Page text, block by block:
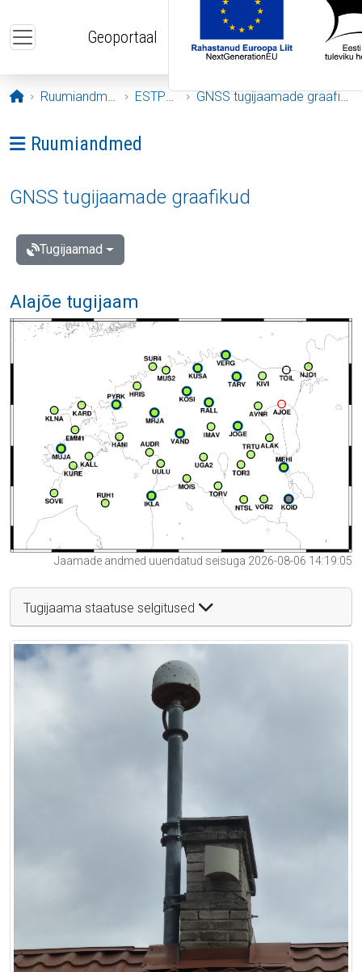
Geoportaal
Avaleht
Ruumiandmed ESTPOS GNSS tugijaamade graafikud
Ava menüü: Ruumiandmed
Ruumiandmed
GNSS tugijaamade graafikud
Tugijaamad
Alajõe tugijaam
Jaamade andmed uuendatud seisuga 2026-08-06 14:19:05
Tugijaama staatuse selgitused